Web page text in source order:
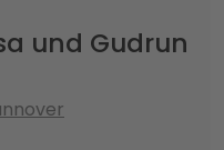
und Gudrun